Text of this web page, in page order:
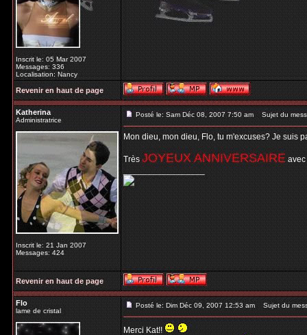
Inscrit le: 05 Mar 2007
Messages: 336
Localisation: Nancy
Revenir en haut de page
Katherina
Administratrice
Inscrit le: 21 Jan 2007
Messages: 424
Posté le: Sam Déc 08, 2007 7:50 am Sujet du
Mon dieu, mon dieu, Flo, tu m'excuses? Je suis
TrèsJOYEUX ANNIVERSAIREavec
_________________
Revenir en haut de page
Flo
lame de cristal
Posté le: Dim Déc 09, 2007 12:53 am Sujet du
Merci Kat!!